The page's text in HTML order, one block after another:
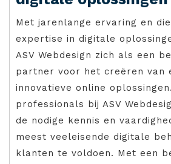
Met jarenlange ervaring en
expertise in digitale
ASV Webdesign zich als een
partner voor het creëren van
innovatieve online
professionals bij ASV
de nodige kennis en
meest veeleisende digitale
klanten te voldoen. Met een